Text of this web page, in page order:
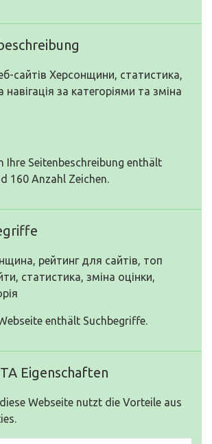
сайтів Херсонщини, статистика,
навігація за категоріями та зміна
Ihre Seitenbeschreibung enthält
160 Anzahl Zeichen.
рейтинг для сайтів, топ
статистика, зміна оцінки,
enthält Suchbegriffe.
Eigenschaften
Webseite nutzt die Vorteile aus